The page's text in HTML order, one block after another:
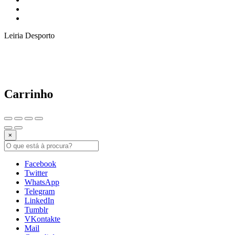
Leiria Desporto
Carrinho
×
Facebook
Twitter
WhatsApp
Telegram
LinkedIn
Tumblr
VKontakte
Mail